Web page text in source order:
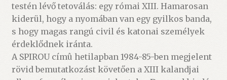
testén lévő tetoválás: egy római XIII. Hamarosan
kiderül, hogy a nyomában van egy gyilkos banda,
s hogy magas rangú civil és katonai személyek
érdeklődnek iránta.
A SPIROU címû hetilapban 1984-85-ben megjelent
rövid bemutatkozást követően a XIII kalandjai